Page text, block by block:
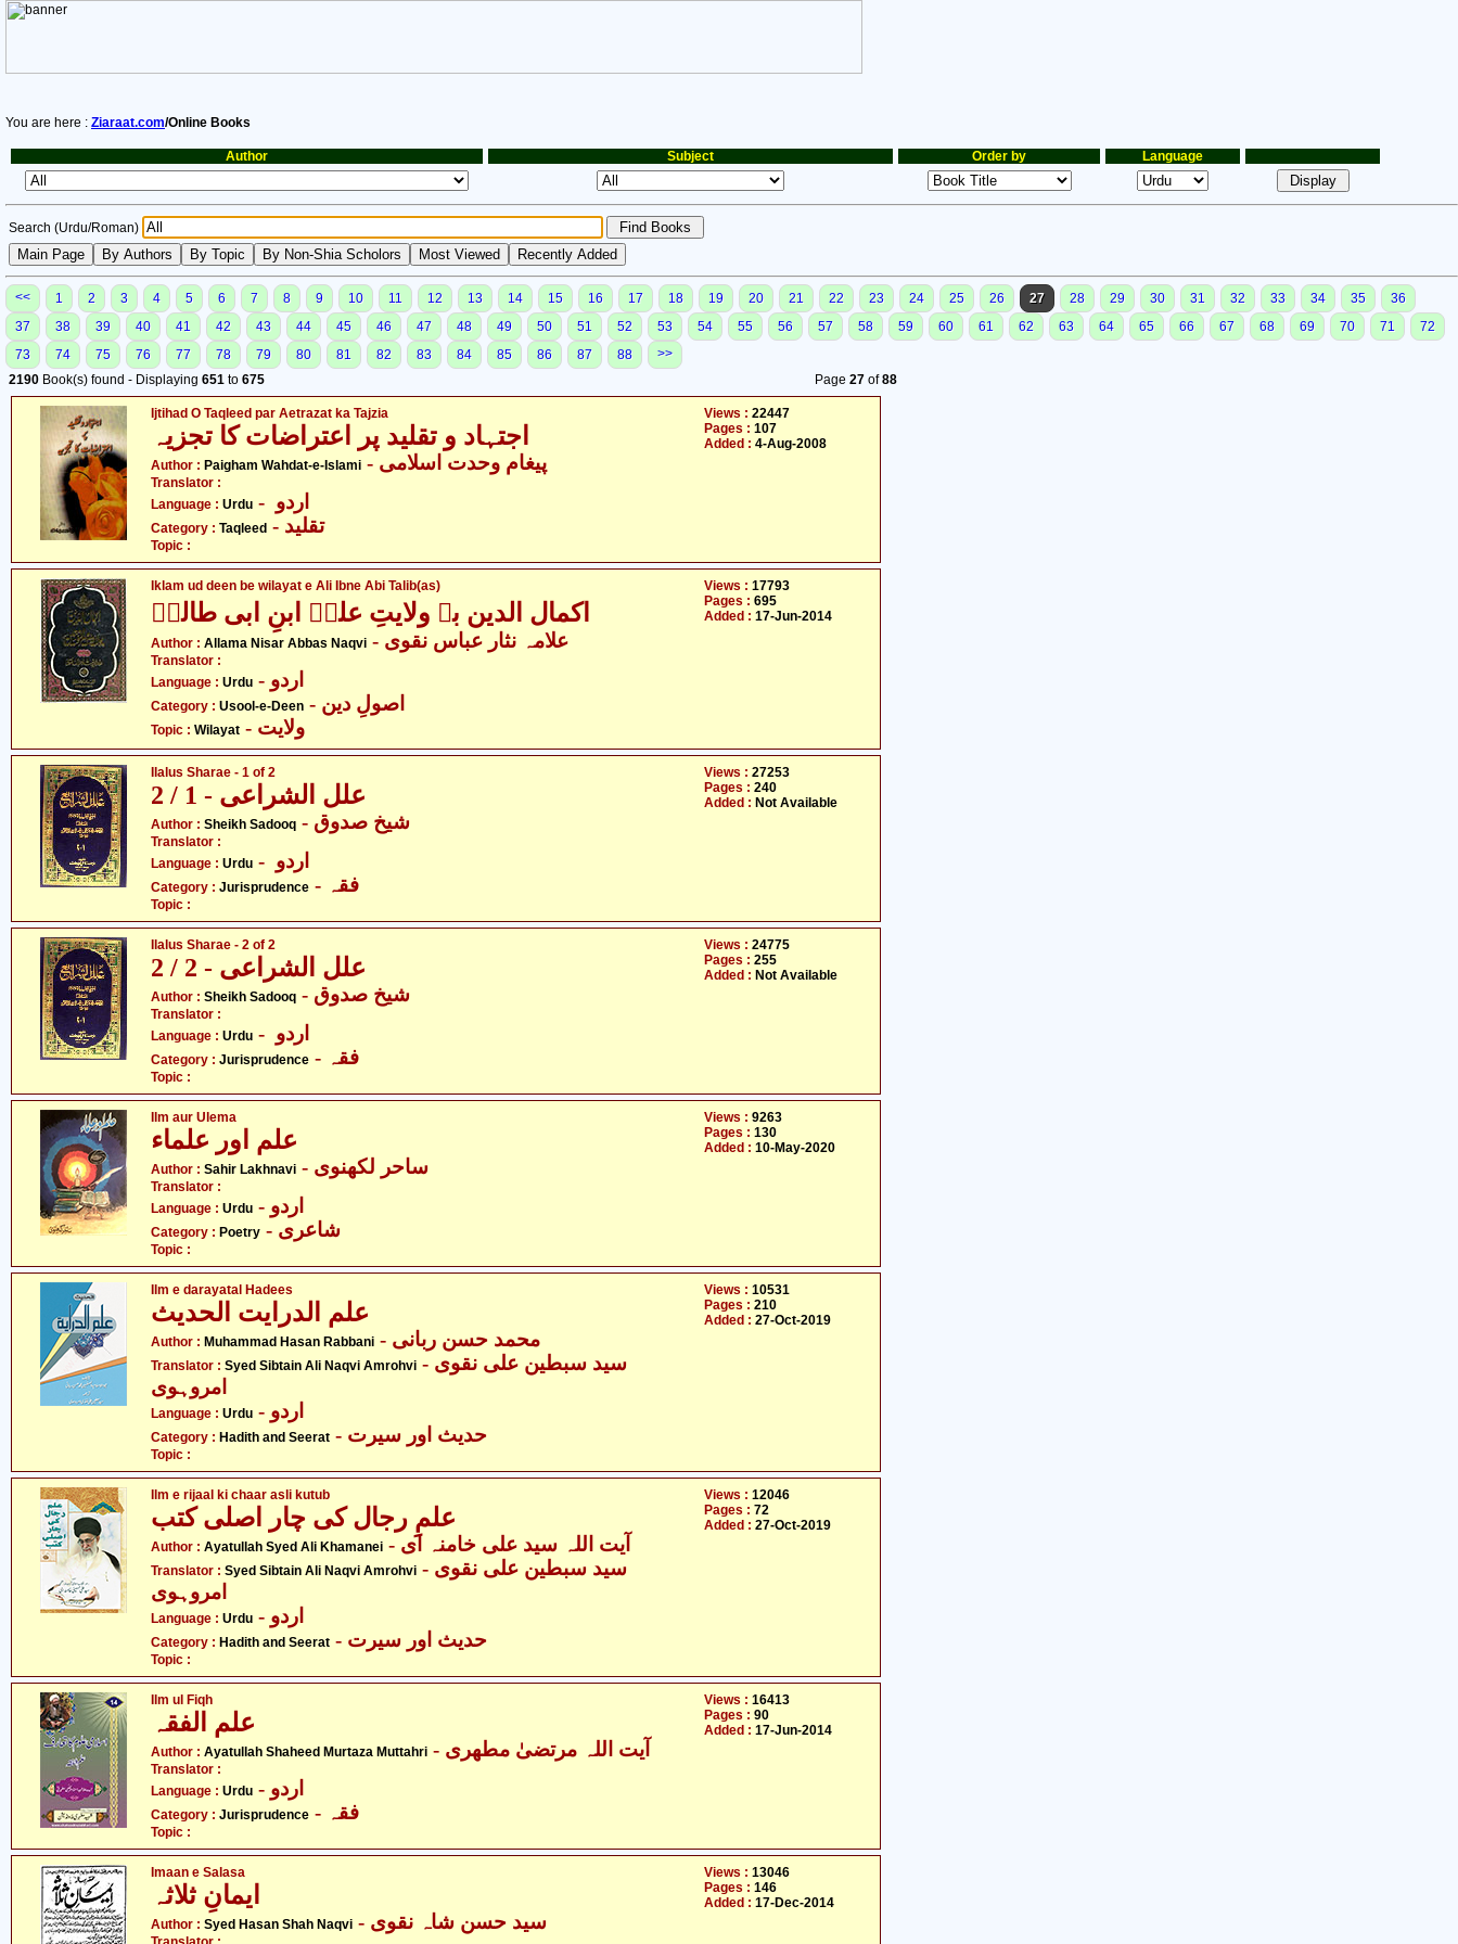
You are here : Ziaraat.com/Online Books
Author Subject Order by Language
Search (Urdu/Roman)
<< 1 2 3 4 5 6 7 8 9 10 11 12 13 14 15 16 17 18 19 20 21 22 23 24 25 26 27 28 29 30 31 32 33 34 35
36
37
38 39 40 41 42 43 44 45 46 47 48 49 50 51 52 53 54 55 56 57 58 59 60 61 62 63 64 65 66 67 68 69 70 71
72
73
74 75 76 77 78 79 80 81 82 83 84 85 86 87 88
>>
2190 Book(s) found - Displaying 651 to 675 Page 27of88
Ijtihad O Taqleed par Aetrazat ka Tajzia
اجتہاد و تقلید پر اعتراضات کا تجزیہ
Author : Paigham Wahdat-e-Islami - پیغام وحدت اسلامی
Translator :
Language : Urdu
Category : Taqleed - تقلید
Topic :
Views : 22447
Pages : 107
Added : 4-Aug-2008
Iklam ud deen be wilayat e Ali Ibne Abi Talib(as)
اکمال الدین بہ ولایتِ علیؑ ابنِ ابی طالبؑ
Author : Allama Nisar Abbas Naqvi - علامہ نثار عباس نقوی
Translator :
Language : Urdu - اردو
Category : Usool-e-Deen - اصولِ دین
Topic : Wilayat - ولایت
Views : 17793
Pages : 695
Added : 17-Jun-2014
Ilalus Sharae - 1 of 2
علل الشراعی - 1 / 2
Author : Sheikh Sadooq - شیخ صدوق
Translator :
Language : Urdu
Category : Jurisprudence - فقہ
Topic :
Views : 27253
Pages : 240
Added : Not Available
Ilalus Sharae - 2 of 2
علل الشراعی - 2 / 2
Author : Sheikh Sadooq - شیخ صدوق
Translator :
Language : Urdu
Category : Jurisprudence - فقہ
Topic :
Views : 24775
Pages : 255
Added : Not Available
Ilm aur Ulema
علم اور علماء
Author : Sahir Lakhnavi - ساحر لکھنوی
Translator :
Language : Urdu - اردو
Category : Poetry - شاعری
Topic :
Views : 9263
Pages : 130
Added : 10-May-2020
Ilm e darayatal Hadees
علم الدرایت الحدیث
Author : Muhammad Hasan Rabbani - محمد حسن ربانی
Translator : Syed Sibtain Ali Naqvi Amrohvi - سید سبطین علی نقوی
امروہوی
Language : Urdu - اردو
Category : Hadith and Seerat - حدیث اور سیرت
Topic :
Views : 10531
Pages : 210
Added : 27-Oct-2019
Ilm e rijaal ki chaar asli kutub
علمِ رجال کی چار اصلی کتب
Author : Ayatullah Syed Ali Khamanei - آیت اللہ سید علی خامنہ ای
Translator : Syed Sibtain Ali Naqvi Amrohvi - سید سبطین علی نقوی
امروہوی
Language : Urdu - اردو
Category : Hadith and Seerat - حدیث اور سیرت
Topic :
Views : 12046
Pages : 72
Added : 27-Oct-2019
Ilm ul Fiqh
علم الفقہ
Author : Ayatullah Shaheed Murtaza Muttahri - آیت اللہ مرتضیٰ مطھری
Translator :
Language : Urdu - اردو
Category : Jurisprudence - فقہ
Topic :
Views : 16413
Pages : 90
Added : 17-Jun-2014
Imaan e Salasa
ایمانِ ثلاثہ
Author : Syed Hasan Shah Naqvi - سید حسن شاہ نقوی
Views : 13046
Pages : 146
Added : 17-Dec-2014